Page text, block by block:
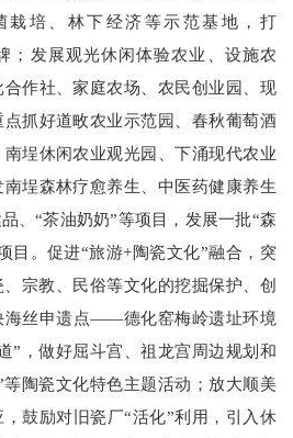
栽培、林下经济等示范基地，打
；发展观光休闲体验农业、设施农
作社、家庭农场、农民创业园、现
抓好道畋农业示范园、春秋葡萄酒
埕休闲农业观光园、下涌现代农业
埕森林疗愈养生、中医药健康养生
、“茶油奶奶”等项目，发展一批“森
目。促进“旅游+陶瓷文化”融合，突
宗教、民俗等文化的挖掘保护、创
海丝申遗点——德化窑梅岭遗址环境
”，做好屈斗宫、祖龙宫周边规划和
陶瓷文化特色主题活动；放大顺美
鼓励对旧瓷厂“活化”利用，引入休